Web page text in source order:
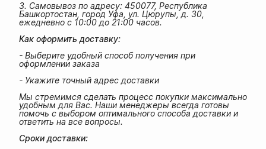
3. Самовывоз по адресу: 450077, Республика
Башкортостан, город Уфа, ул. Цюрупы, д. 30,
ежедневно с 10:00 до 21:00 часов.
Как оформить доставку:
- Выберите удобный способ получения при
оформлении заказа
- Укажите точный адрес доставки
Мы стремимся сделать процесс покупки максимально
удобным для Вас. Наши менеджеры всегда готовы
помочь с выбором оптимального способа доставки и
ответить на все вопросы.
Сроки доставки: